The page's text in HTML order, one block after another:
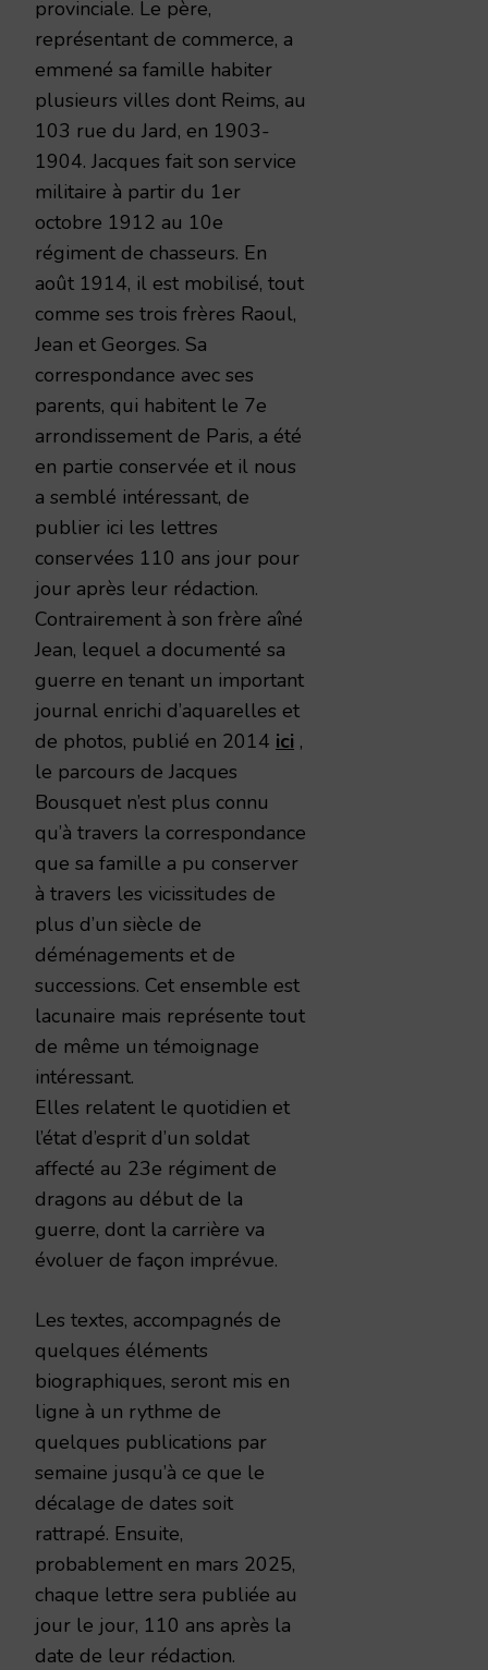
provinciale. Le père,
représentant de commerce, a
emmené sa famille habiter
plusieurs villes dont Reims, au
103 rue du Jard, en 1903-
1904. Jacques fait son service
militaire à partir du 1er
octobre 1912 au 10e
régiment de chasseurs. En
août 1914, il est mobilisé, tout
comme ses trois frères Raoul,
Jean et Georges. Sa
correspondance avec ses
parents, qui habitent le 7e
arrondissement de Paris, a été
en partie conservée et il nous
a semblé intéressant, de
publier ici les lettres
conservées 110 ans jour pour
jour après leur rédaction.
Contrairement à son frère aîné
Jean, lequel a documenté sa
guerre en tenant un important
journal enrichi d’aquarelles et
de photos, publié en 2014 ici ,
le parcours de Jacques
Bousquet n’est plus connu
qu’à travers la correspondance
que sa famille a pu conserver
à travers les vicissitudes de
plus d’un siècle de
déménagements et de
successions. Cet ensemble est
lacunaire mais représente tout
de même un témoignage
intéressant.
Elles relatent le quotidien et
l’état d’esprit d’un soldat
affecté au 23e régiment de
dragons au début de la
guerre, dont la carrière va
évoluer de façon imprévue.
Les textes, accompagnés de
quelques éléments
biographiques, seront mis en
ligne à un rythme de
quelques publications par
semaine jusqu’à ce que le
décalage de dates soit
rattrapé. Ensuite,
probablement en mars 2025,
chaque lettre sera publiée au
jour le jour, 110 ans après la
date de leur rédaction.